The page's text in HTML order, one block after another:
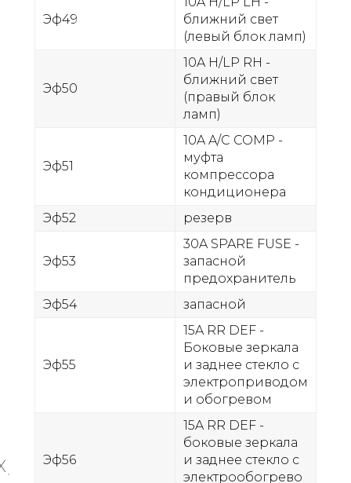
Эф49
ближний свет
(левый блок ламп)
Эф50
10A H/LP RH -
ближний свет
(правый блок
ламп)
Эф51
10A A/C COMP -
муфта
компрессора
кондиционера
Эф52
резерв
Эф53
30A SPARE FUSE -
запасной
предохранитель
Эф54
запасной
Эф55
15A RR DEF -
Боковые зеркала
и заднее стекло с
электроприводом
и обогревом
Эф56
15A RR DEF -
боковые зеркала
и заднее стекло с
электрообогрево